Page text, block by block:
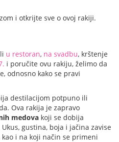
i otkrijte sve o ovoj rakiji.
u restoran, na svadbu, krštenje
i poručite ovu rakiju, želimo da
odnosno kako se pravi
destilacijom potpuno ili
Ova rakija je zapravo
medova koji se dobija
gustina, boja i jačina zavise
i na koji način se primeni